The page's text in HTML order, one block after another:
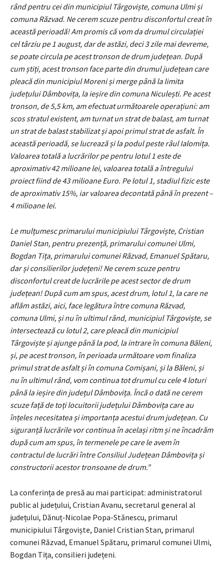
rând pentru cei din municipiul Târgoviște, comuna Ulmi și
comuna Răzvad. Ne cerem scuze pentru disconfortul creat în
această perioadă! Am promis că vom da drumul circulației
cel târziu pe 1 august, dar de astăzi, deci 3 zile mai devreme,
se poate circula pe acest tronson de drum județean. După
cum știți, acest tronson face parte din drumul județean care
pleacă din municipiul Moreni și merge până la limita
județului Dâmbovița, la ieșire din comuna Niculești. Pe acest
tronson, de 5,5 km, am efectuat următoarele operațiuni: am
scos stratul existent, am turnat un strat de balast, am turnat
un strat de balast stabilizat și apoi primul strat de asfalt. În
această perioadă, se lucrează și la podul peste râul Ialomița.
Valoarea totală a lucrărilor pe pentru lotul 1 este de
aproximativ 42 milioane lei, valoarea totală a întregului
proiect fiind de 43 milioane Euro. Pe lotul 1, stadiul fizic este
de aproximativ 15%, iar valoarea decontată până în prezent –
4 milioane lei.
Le mulțumesc primarului municipiului Târgoviște, Cristian
Daniel Stan, pentru prezență, primarului comunei Ulmi,
Bogdan Tița, primarului comunei Răzvad, Emanuel Spătaru,
dar și consilierilor județeni! Ne cerem scuze pentru
disconfortul creat de lucrările pe acest sector de drum
județean!După cum am spus, acest drum, lotul 1, la care ne
aflăm astăzi, aici, face legătura între comuna Răzvad,
comuna Ulmi, și nu în ultimul rând, municipiul Târgoviște, se
intersectează cu lotul 2, care pleacă din municipiul
Târgoviște și ajunge până la pod, la intrare în comuna Băleni,
și, pe acest tronson, în perioada următoare vom finaliza
primul strat de asfalt și în comuna Comișani, și la Băleni, și
nu în ultimul rând, vom continua tot drumul cu cele 4 loturi
până la ieșire din județul Dâmbovița. Încă o dată ne cerem
scuze față de toți locuitorii județului Dâmbovița care au
înțeles necesitatea și importanța acestui drum județean. Cu
siguranță lucrările vor continua în același ritm și ne încadrăm
după cum am spus, în termenele pe care le avem în
contractul de lucrări între Consiliul Județean Dâmbovița și
constructorii acestor tronsoane de drum.”
La conferința de presă au mai participat: administratorul
public al județului, Cristian Avanu, secretarul general al
județului, Dănuț-Nicolae Popa-Stănescu, primarul
municipiului Târgoviște, Daniel Cristian Stan, primarul
comunei Răzvad, Emanuel Spătaru, primarul comunei Ulmi,
Bogdan Tița, consilieri județeni.